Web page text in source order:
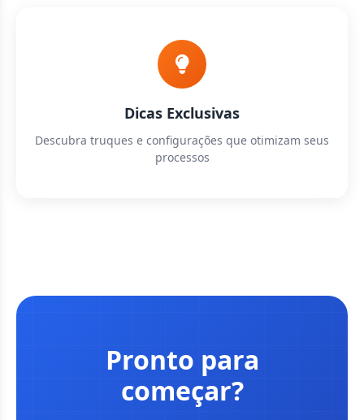
Dicas Exclusivas
Descubra truques e configurações que otimizam seus
processos
Pronto para
começar?